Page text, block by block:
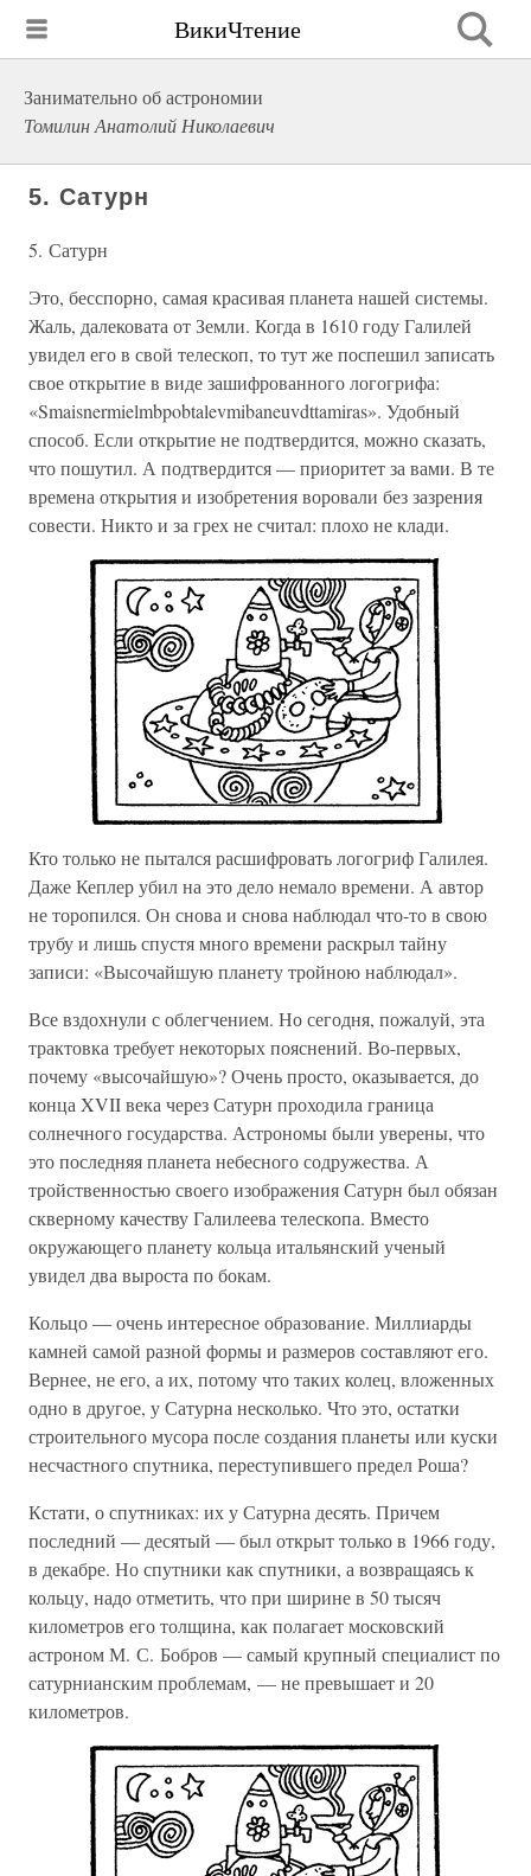
ВикиЧтение
Занимательно об астрономии
Томилин Анатолий Николаевич
5. Сатурн
5. Сатурн
Это, бесспорно, самая красивая планета нашей системы.
Жаль, далековата от Земли. Когда в 1610 году Галилей
увидел его в свой телескоп, то тут же поспешил записать
свое открытие в виде зашифрованного логогрифа:
«Smaisnermielmbpobtalevmibaneuvdttamiras». Удобный
способ. Если открытие не подтвердится, можно сказать,
что пошутил. А подтвердится — приоритет за вами. В те
времена открытия и изобретения воровали без зазрения
совести. Никто и за грех не считал: плохо не клади.
Кто только не пытался расшифровать логогриф Галилея.
Даже Кеплер убил на это дело немало времени. А автор
не торопился. Он снова и снова наблюдал что-то в свою
трубу и лишь спустя много времени раскрыл тайну
записи: «Высочайшую планету тройною наблюдал».
Все вздохнули с облегчением. Но сегодня, пожалуй, эта
трактовка требует некоторых пояснений. Во-первых,
почему «высочайшую»? Очень просто, оказывается, до
конца XVII века через Сатурн проходила граница
солнечного государства. Астрономы были уверены, что
это последняя планета небесного содружества. А
тройственностью своего изображения Сатурн был обязан
скверному качеству Галилеева телескопа. Вместо
окружающего планету кольца итальянский ученый
увидел два выроста по бокам.
Кольцо — очень интересное образование. Миллиарды
камней самой разной формы и размеров составляют его.
Вернее, не его, а их, потому что таких колец, вложенных
одно в другое, у Сатурна несколько. Что это, остатки
строительного мусора после создания планеты или куски
несчастного спутника, переступившего предел Роша?
Кстати, о спутниках: их у Сатурна десять. Причем
последний — десятый — был открыт только в 1966 году,
в декабре. Но спутники как спутники, а возвращаясь к
кольцу, надо отметить, что при ширине в 50 тысяч
километров его толщина, как полагает московский
астроном М. С. Бобров — самый крупный специалист по
сатурнианским проблемам, — не превышает и 20
километров.